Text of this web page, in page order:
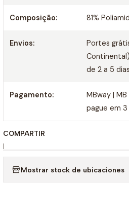
Composição: 81%
Envios:
Portes
de 2 a 5 dias
Pagamento:
MBway |
pague em
COMPARTIR
|
Mostrar stock de ubicaciones